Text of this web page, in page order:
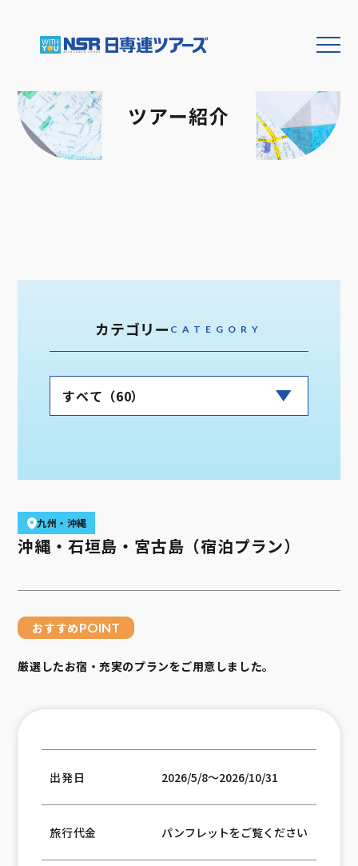
ツアー紹介
カテゴリー CATEGORY
九州・沖縄
沖縄・石垣島・宮古島（宿泊プラン）
おすすめPOINT
厳選したお宿・充実のプランをご用意しました。
出発日 2026/5/8～2026/10/31
旅行代金 パンフレットをご覧ください